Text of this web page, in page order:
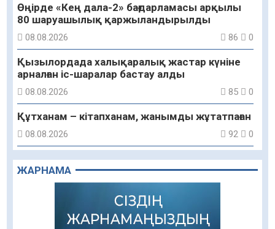
Өңірде «Кең дала-2» бағдарламасы арқылы
80 шаруашылық қаржыландырылды
08.08.2026 86 0
Қызылордада халықаралық жастар күніне
арналған іс-шаралар бастау алды
08.08.2026 85 0
Құтханам – кітапханам, жанымды жұтатпаған
08.08.2026 92 0
Құрылыс қарқыны – қала дамуының айғағы
08.08.2026
Зәулім ғимараттарда туған жерді түлеткен
азаматтардың қолтаңбасы бар
ЖАРНАМА